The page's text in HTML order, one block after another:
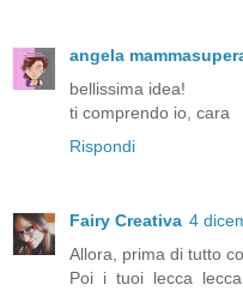
angela
bellissima idea!
ti comprendo io, cara
Rispondi
Fairy Creativa 4
Allora, prima di tutto
Poi i tuoi lecca